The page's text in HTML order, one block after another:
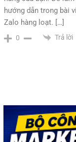
hướng dẫn trong bài
Zalo hàng loạt. […]
0 Trả lời